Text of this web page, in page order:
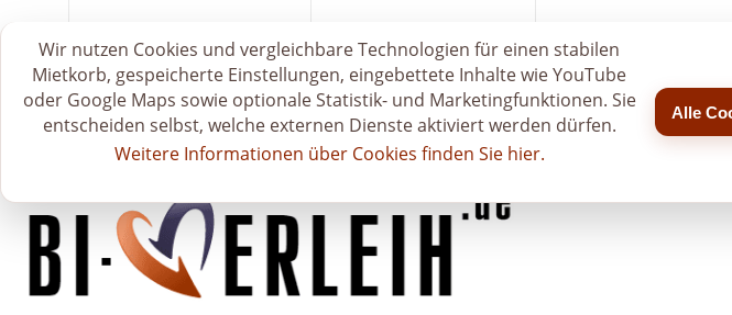
: Creation of dynamic property Page::$__pages_city_seo_applied is
t
a
r
e
i
Wir nutzen Cookies und vergleichbare Technologien für einen stabilen
Mietkorb, gespeicherte Einstellungen, eingebettete Inhalte wie YouTube
oder Google Maps sowie optionale Statistik- und Marketingfunktionen. Sie
entscheiden selbst, welche externen Dienste aktiviert werden dürfen.
Weitere Informationen über Cookies finden Sie hier.
Alle